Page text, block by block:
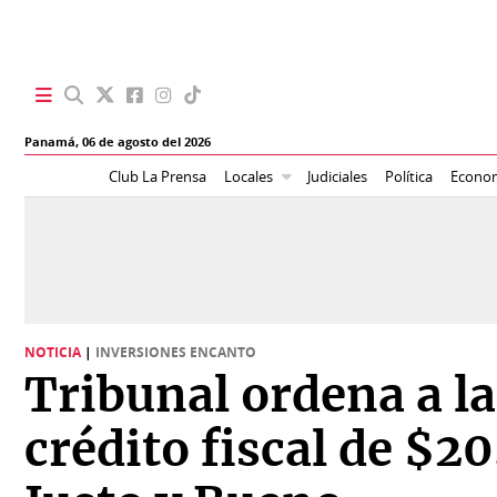
Panamá,06 de agosto del 2026
Club La Prensa Locales Judiciales Política
Política
Economía
Mundo
BBC
Vivir+
Opinión
NOTICIA | INVERSIONES ENCANTO
Tribunal ordena a
crédito fiscal de